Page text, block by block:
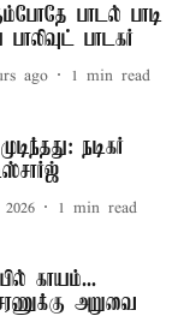
பாடல் பாடி
பாடகர்
ago 1 min read
நடிகர்
1 min read
காயம்...
அறுவை